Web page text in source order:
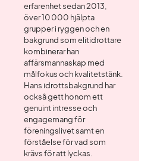
erfarenhet sedan 2013,
över 10 000 hjälpta
grupper i ryggen och en
bakgrund som elitidrottare
kombinerar han
affärsmannaskap med
målfokus och kvalitetstänk.
Hans idrottsbakgrund har
också gett honom ett
genuint intresse och
engagemang för
föreningslivet samt en
förståelse för vad som
krävs för att lyckas.